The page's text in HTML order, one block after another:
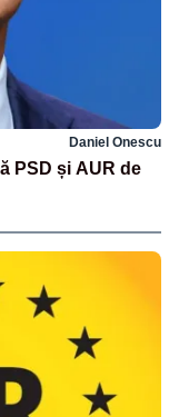
Daniel Onescu
PSD și AUR de